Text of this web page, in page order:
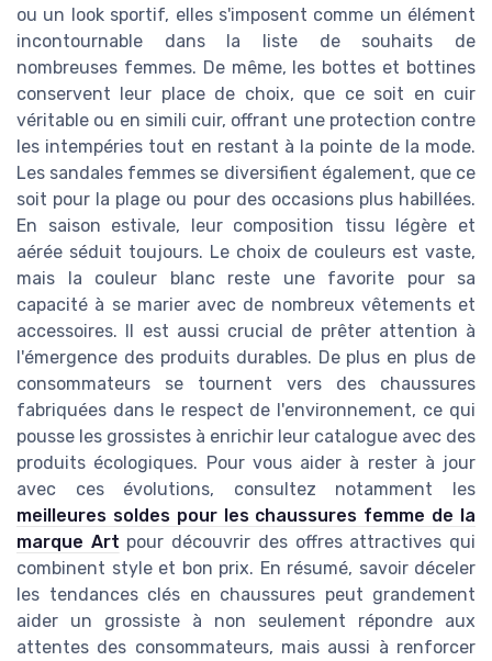
ou un look sportif, elles s'imposent comme un élément
incontournable dans la liste de souhaits de
nombreuses femmes. De même, les bottes et bottines
conservent leur place de choix, que ce soit en cuir
véritable ou en simili cuir, offrant une protection contre
les intempéries tout en restant à la pointe de la mode.
Les sandales femmes se diversifient également, que ce
soit pour la plage ou pour des occasions plus habillées.
En saison estivale, leur composition tissu légère et
aérée séduit toujours. Le choix de couleurs est vaste,
mais la couleur blanc reste une favorite pour sa
capacité à se marier avec de nombreux vêtements et
accessoires. Il est aussi crucial de prêter attention à
l'émergence des produits durables. De plus en plus de
consommateurs se tournent vers des chaussures
fabriquées dans le respect de l'environnement, ce qui
pousse les grossistes à enrichir leur catalogue avec des
produits écologiques. Pour vous aider à rester à jour
avec ces évolutions, consultez notamment les
meilleures soldes pour les chaussures femme de la
marque Art pour découvrir des offres attractives qui
combinent style et bon prix. En résumé, savoir déceler
les tendances clés en chaussures peut grandement
aider un grossiste à non seulement répondre aux
attentes des consommateurs, mais aussi à renforcer